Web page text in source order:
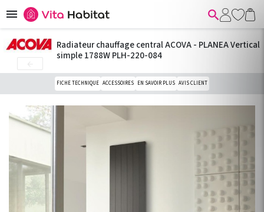
 
Radiateur chauffage central ACOVA - PLANEA Vertical
simple 1788W PLH-220-084
FICHE TECHNIQUE ACCESSOIRES EN SAVOIR PLUS AVIS CLIENT